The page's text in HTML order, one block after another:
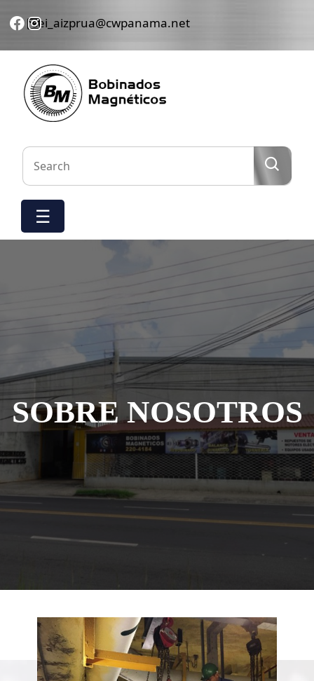
sei_aizprua@cwpanama.net
Hogar
Nosotros
Nuestro
trabajo
Equipos
☰
SOBRE NOSOTROS